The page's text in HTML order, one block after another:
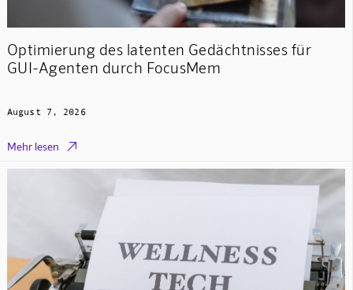
Optimierung des latenten Gedächtnisses für
GUI-Agenten durch FocusMem
August 7, 2026
Mehr lesen 